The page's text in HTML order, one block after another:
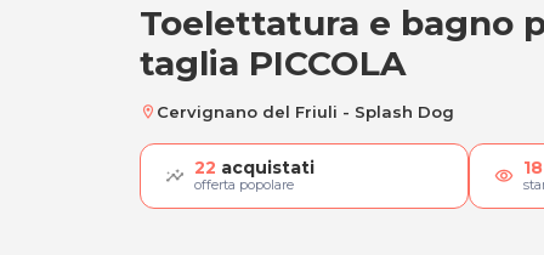
Toelettatura e
Toelettatura e bagno
taglia PICCOLA
location_on Cervignano del Friuli - Splash Dog
22 acquistati
offerta popolare visibility 18